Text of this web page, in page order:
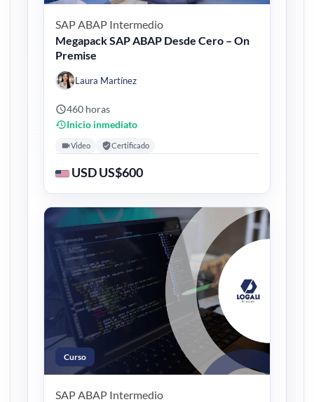
SAP ABAP Intermedio
Megapack SAP ABAP Desde Cero – On
Premise
Laura Martínez
460 horas
Inicio inmediato
Video Certificado
USD US$600
Curso
SAP ABAP Intermedio